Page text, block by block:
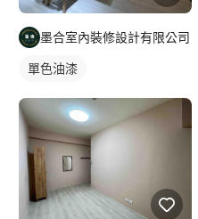
墨合室內裝修設計有限公司
單色油漆